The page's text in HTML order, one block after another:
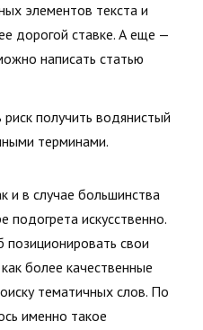
элементов текста и
дорогой ставке. А еще —
написать статью
получить водянистый
терминами.
и в случае большинства
подогрета искусственно.
свои
более качественные
тематичных слов. По
именно такое